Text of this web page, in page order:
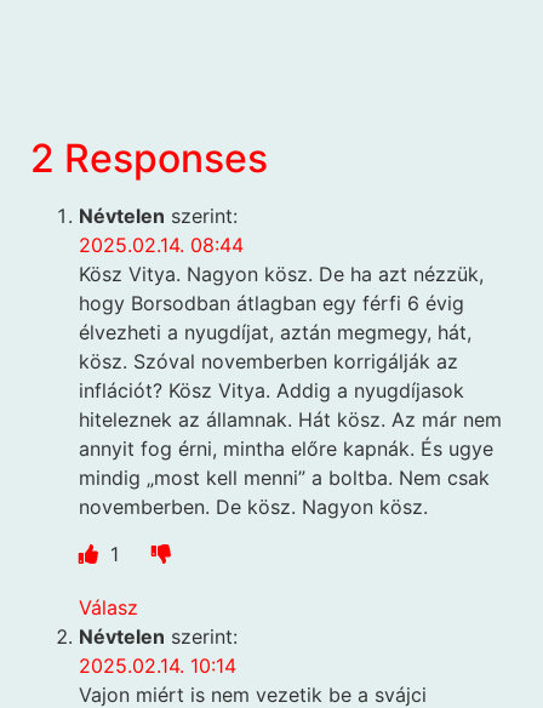
2 Responses
Névtelen szerint:
2025.02.14. 08:44
Kösz Vitya. Nagyon kösz. De ha azt nézzük,
hogy Borsodban átlagban egy férfi 6 évig
élvezheti a nyugdíjat, aztán megmegy, hát,
kösz. Szóval novemberben korrigálják az
inflációt? Kösz Vitya. Addig a nyugdíjasok
hiteleznek az államnak. Hát kösz. Az már nem
annyit fog érni, mintha előre kapnák. És ugye
mindig „most kell menni” a boltba. Nem csak
novemberben. De kösz. Nagyon kösz.
1
Válasz
Névtelen szerint:
2025.02.14. 10:14
Vajon miért is nem vezetik be a svájci